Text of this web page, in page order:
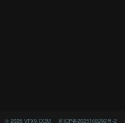
© 2026 VFX9.COM 京ICP备2025108292号-2